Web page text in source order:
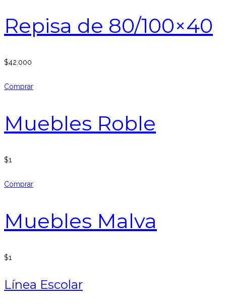
Repisa de 80/100×40
$42.000
Comprar
Muebles Roble
$1
Comprar
Muebles Malva
$1
Línea Escolar